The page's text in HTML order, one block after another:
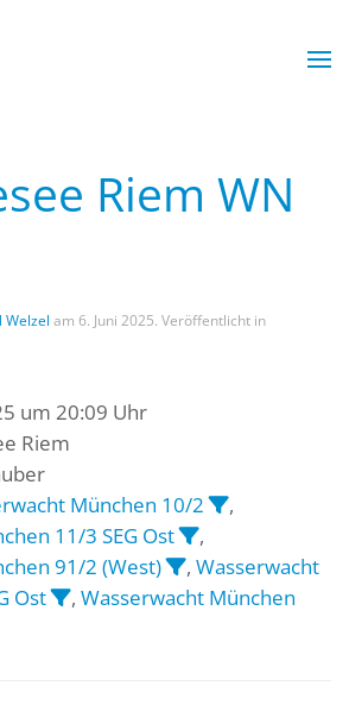
springen
Riem WN
Welzel am 6. Juni 2025. Veröffentlicht in
um 20:09 Uhr
Riem
München 10/2
,
11/3 SEG Ost
,
91/2 (West)
, Wasserwacht
Ost
, Wasserwacht München